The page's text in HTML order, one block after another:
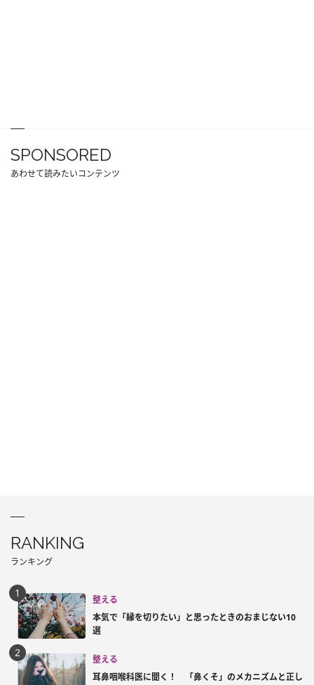
SPONSORED
あわせて読みたいコンテンツ
RANKING
ランキング
整える
本気で「縁を切りたい」と思ったときのおまじない10
選
整える
耳鼻咽喉科医に聞く！ 「鼻くそ」のメカニズムと正し